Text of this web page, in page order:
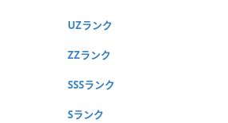
UZランク
ZZランク
SSSランク
Sランク